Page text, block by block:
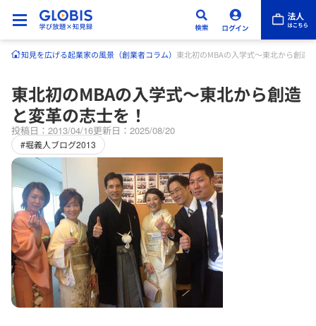
知見を広げる起業家の風景（創業者コラム） 東北初のMBAの入学式～東北から創造
東北初のMBAの入学式～東北から創造
と変革の志士を！
投稿日：2013/04/16更新日：2025/08/20
#堀義人ブログ2013